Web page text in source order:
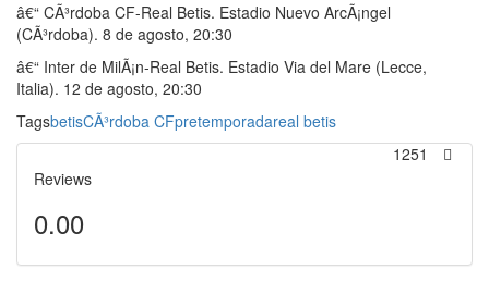
â€“ CÃ³rdoba CF-Real Betis. Estadio Nuevo ArcÃ¡ngel
(CÃ³rdoba). 8 de agosto, 20:30
â€“ Inter de MilÃ¡n-Real Betis. Estadio Via del Mare (Lecce,
Italia). 12 de agosto, 20:30
TagsbetisCÃ³rdoba CFpretemporadareal betis
1251
Reviews
0.00